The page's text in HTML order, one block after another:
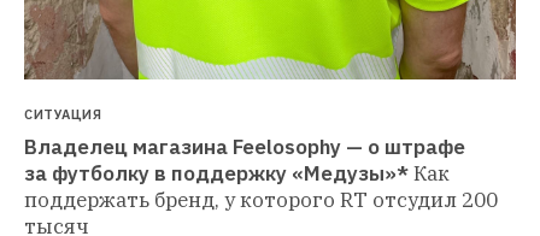
СИТУАЦИЯ
Владелец магазина Feelosophy — о штрафе
за футболку в поддержку «Медузы»*Как
поддержать бренд, у которого RT отсудил 200
тысяч